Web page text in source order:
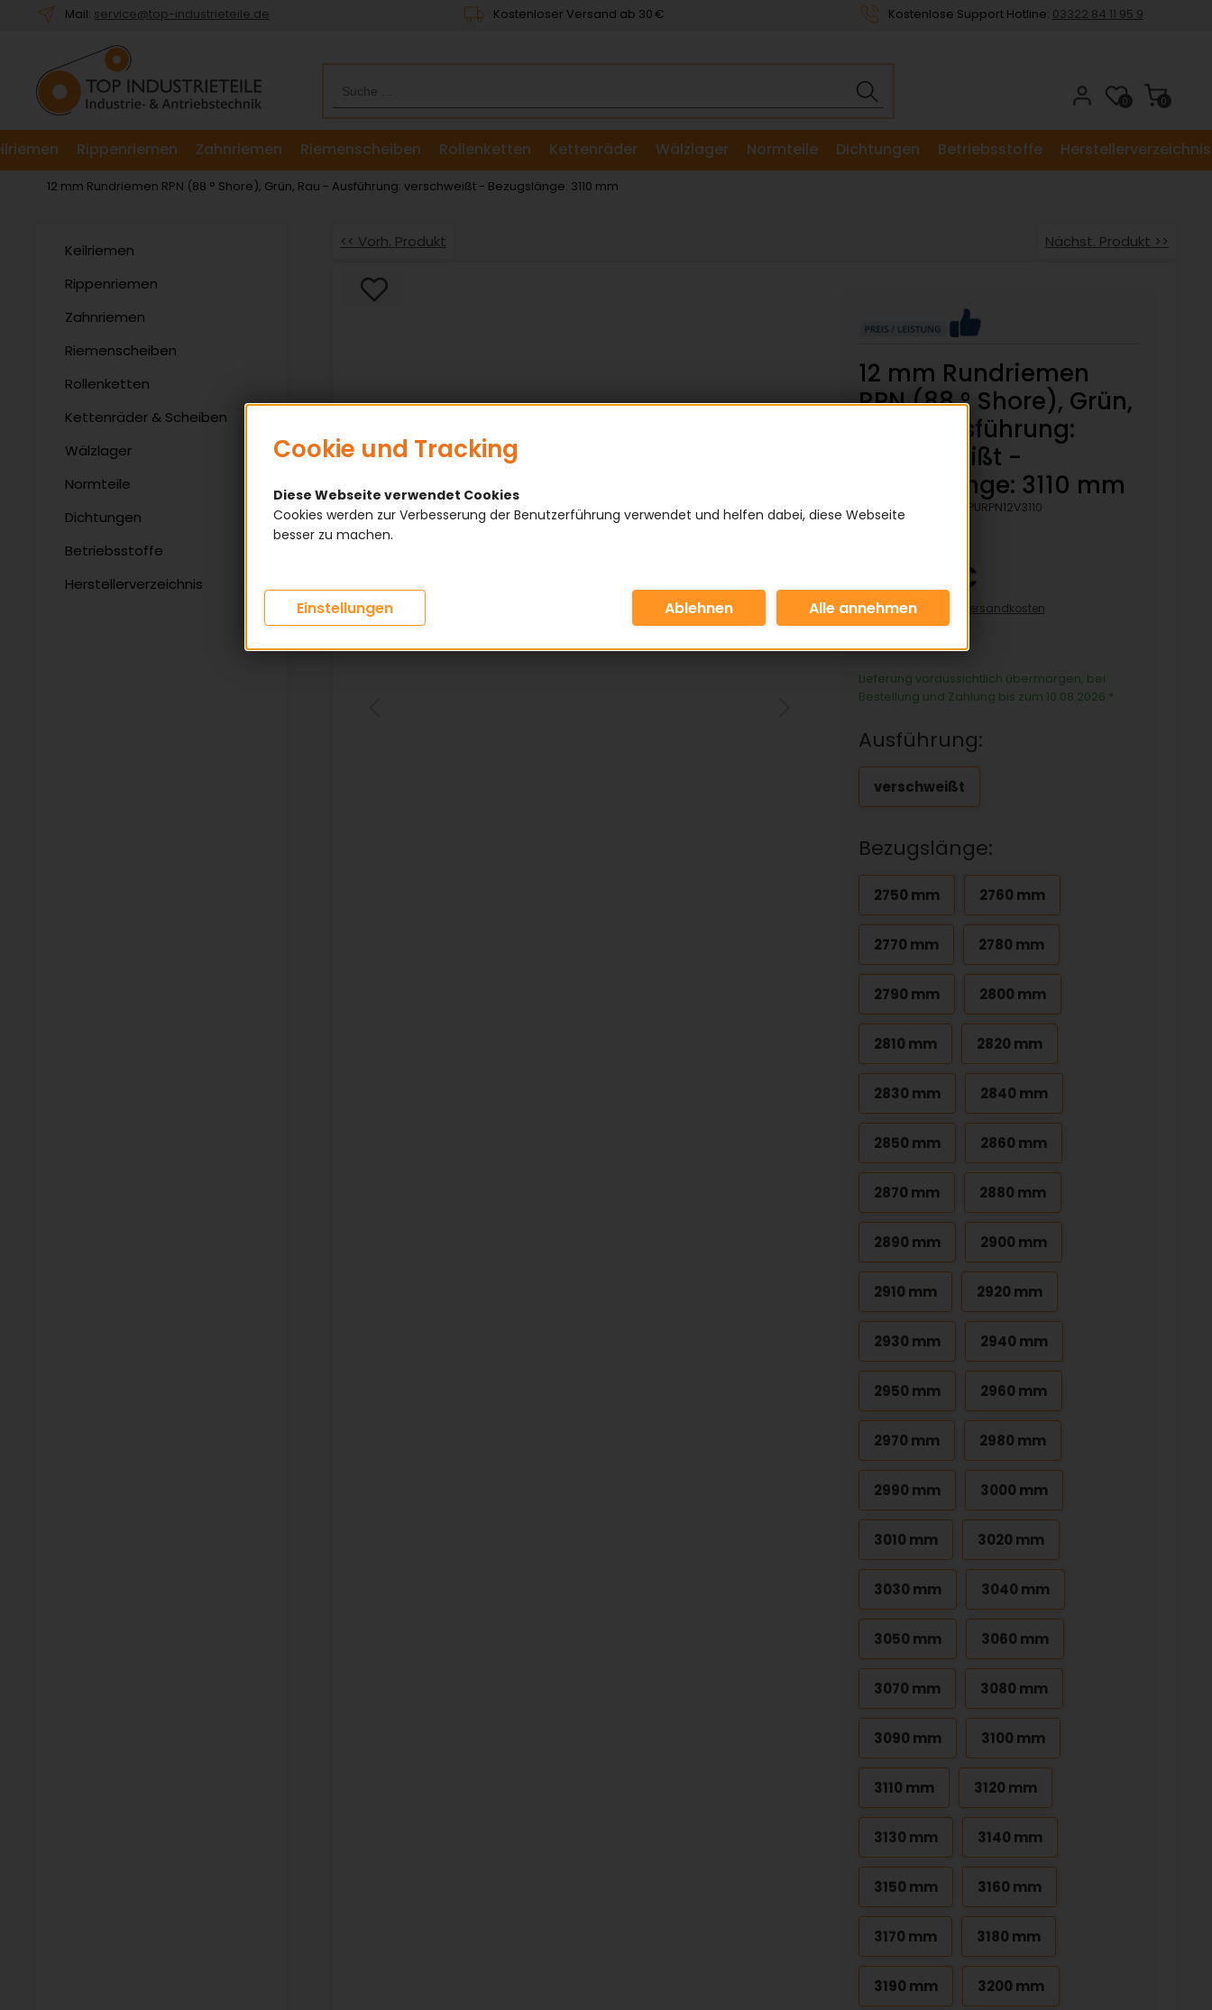
Willkommen.
für
das
Barrierefreiheitsmenü
Mail: service@top-industrieteile.de Kostenloser Versand ab 30 € Kostenlose Support Hotline: 03322 84 11 95 9
0
0
Rippenriemen Zahnriemen Riemenscheiben Rollenketten
Kettenräder
& Scheiben
Wälzlager Normteile Dichtungen Betriebsstoffe Herstellerverzeichnis
12 mm Rundriemen RPN (88 ° Shore), Grün, Rau - Ausführung: verschweißt - Bezugslänge: 3110 mm
Keilriemen
Rippenriemen
Zahnriemen
Riemenscheiben
Rollenketten
Kettenräder & Scheiben
Wälzlager
Normteile
Dichtungen
Betriebsstoffe
Herstellerverzeichnis
<< Vorh. Produkt Nächst. Produkt >>
12 mm Rundriemen
RPN (88 ° Shore), Grün,
Rau - Ausführung:
verschweißt -
Bezugslänge: 3110 mm
Artikelnummer: KPURPN12V3110
47,44 €
inkl. 19% MwSt zzgl.
Versandkosten
47,44€/pro Stück
Lieferung voraussichtlich übermorgen, bei
Bestellung und Zahlung bis zum 10.08.2026 *
Ausführung:
verschweißt
Bezugslänge:
2750 mm 2760 mm
2770 mm 2780 mm
2790 mm 2800 mm
2810 mm 2820 mm
2830 mm 2840 mm
2850 mm 2860 mm
2870 mm 2880 mm
2890 mm 2900 mm
2910 mm 2920 mm
2930 mm 2940 mm
2950 mm 2960 mm
2970 mm 2980 mm
2990 mm 3000 mm
3010 mm 3020 mm
3030 mm 3040 mm
3050 mm 3060 mm
3070 mm 3080 mm
3090 mm 3100 mm
3110 mm 3120 mm
3130 mm 3140 mm
3150 mm 3160 mm
3170 mm 3180 mm
3190 mm 3200 mm
Cookie und Tracking
Diese Webseite verwendet Cookies
Cookies werden zur Verbesserung der Benutzerführung verwendet und helfen dabei, diese Webseite
besser zu machen.
Einstellungen